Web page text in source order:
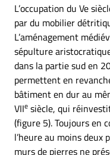
L’occupation du Ve
par du mobilier
L’aménagement
sépulture
dans la partie sud en
permettent en
bâtiment en dur au
VIIe siècle, qui
(figure 5). Toujours en
l’heure au moins deux
murs de pierres ne